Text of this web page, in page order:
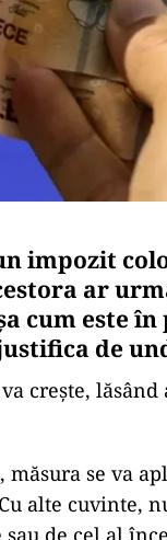
impozit
ar
cum este
de
crește, lăsând
se va
alte cuvinte,
de cel al